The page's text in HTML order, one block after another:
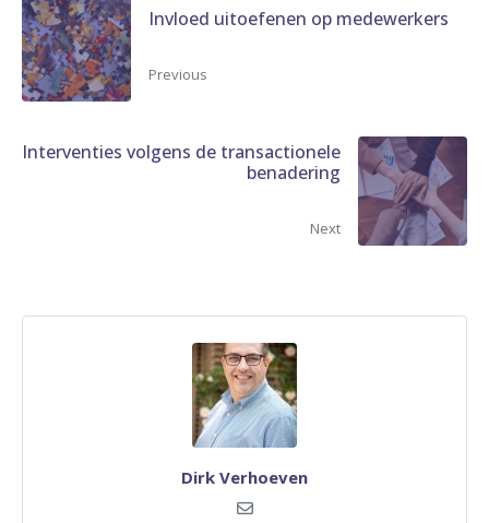
Invloed uitoefenen op medewerkers
Previous
Interventies volgens de transactionele
benadering
Next
Dirk Verhoeven